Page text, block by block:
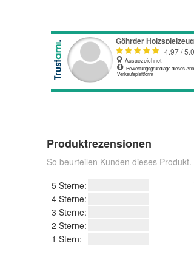
Produktrezensionen
So beurteilen Kunden dieses Produkt.
5 Sterne:
4 Sterne:
3 Sterne:
2 Sterne:
1 Stern: